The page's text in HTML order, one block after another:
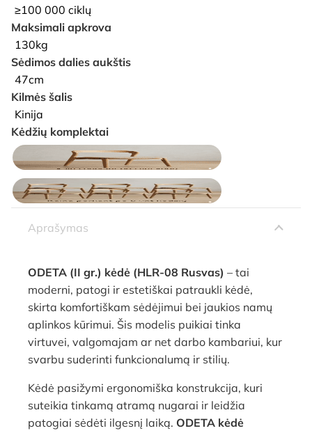
≥100 000 ciklų
Maksimali apkrova
130kg
Sėdimos dalies aukštis
47cm
Kilmės šalis
Kinija
Kėdžių komplektai
Aprašymas
ODETA (II gr.) kėdė (HLR-08 Rusvas) – tai
moderni, patogi ir estetiškai patraukli kėdė,
skirta komfortiškam sėdėjimui bei jaukios namų
aplinkos kūrimui. Šis modelis puikiai tinka
virtuvei, valgomajam ar net darbo kambariui, kur
svarbu suderinti funkcionalumą ir stilių.
Kėdė pasižymi ergonomiška konstrukcija, kuri
suteikia tinkamą atramą nugarai ir leidžia
patogiai sėdėti ilgesnį laiką. ODETA kėdė